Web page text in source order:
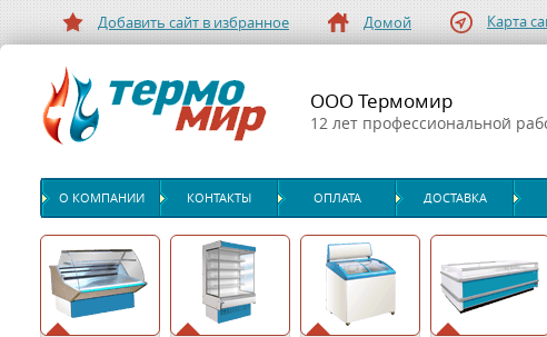
Добавить сайт в избранное Домой Карта
ООО Термомир
12 лет профессиональной
О КОМПАНИИ КОНТАКТЫ ОПЛАТА ДОСТАВКА